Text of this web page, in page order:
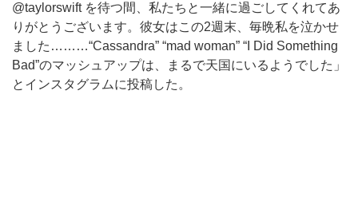
@taylorswift を待つ間、私たちと一緒に過ごしてくれてあ
りがとうございます。彼女はこの2週末、毎晩私を泣かせ
ました…… …“Cassandra” “mad woman” “ I Did Something
Bad”のマッシュアップは、まるで天国にいるようでした」
とインスタグラムに投稿した。